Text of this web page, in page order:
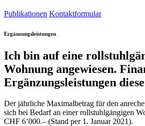
Publikationen Kontaktformular
Ergänzungsleistungen
Ich bin auf eine
Wohnung angewiesen.
Ergänzungsleistungen
Der jährliche Maximalbetrag für den
sich bei Bedarf an einer rollstuhlgängigen
CHF 6’000.– (Stand per 1. Januar 2021).